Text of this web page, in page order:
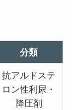
分類
抗アルドステ
ロン性利尿・
降圧剤